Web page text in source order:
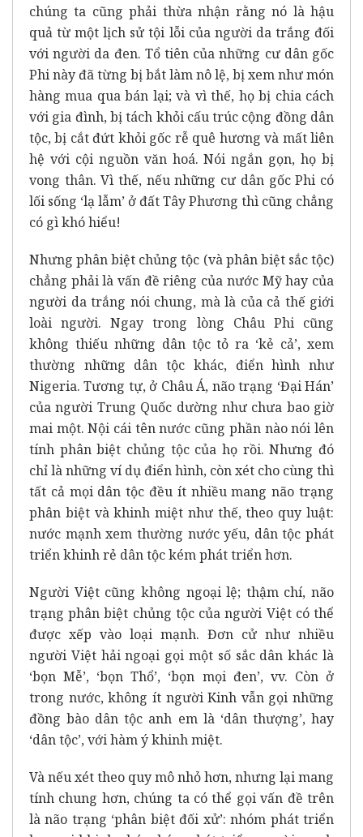
chúng ta cũng phải thừa nhận rằng nó là hậu
quả từ một lịch sử tội lỗi của người da trắng đối
với người da đen. Tổ tiên của những cư dân gốc
Phi này đã từng bị bắt làm nô lệ, bị xem như món
hàng mua qua bán lại; và vì thế, họ bị chia cách
với gia đình, bị tách khỏi cấu trúc cộng đồng dân
tộc, bị cắt đứt khỏi gốc rễ quê hương và mất liên
hệ với cội nguồn văn hoá. Nói ngắn gọn, họ bị
vong thân. Vì thế, nếu những cư dân gốc Phi có
lối sống ‘lạ lẫm’ ở đất Tây Phương thì cũng chẳng
có gì khó hiểu!
Nhưng phân biệt chủng tộc (và phân biệt sắc tộc)
chẳng phải là vấn đề riêng của nước Mỹ hay của
người da trắng nói chung, mà là của cả thế giới
loài người. Ngay trong lòng Châu Phi cũng
không thiếu những dân tộc tỏ ra ‘kẻ cả’, xem
thường những dân tộc khác, điển hình như
Nigeria. Tương tự, ở Châu Á, não trạng ‘Đại Hán’
của người Trung Quốc dường như chưa bao giờ
mai một. Nội cái tên nước cũng phần nào nói lên
tính phân biệt chủng tộc của họ rồi. Nhưng đó
chỉ là những ví dụ điển hình, còn xét cho cùng thì
tất cả mọi dân tộc đều ít nhiều mang não trạng
phân biệt và khinh miệt như thế, theo quy luật:
nước mạnh xem thường nước yếu, dân tộc phát
triển khinh rẻ dân tộc kém phát triển hơn.
Người Việt cũng không ngoại lệ; thậm chí, não
trạng phân biệt chủng tộc của người Việt có thể
được xếp vào loại mạnh. Đơn cử như nhiều
người Việt hải ngoại gọi một số sắc dân khác là
‘bọn Mễ’, ‘bọn Thổ’, ‘bọn mọi đen’, vv. Còn ở
trong nước, không ít người Kinh vẫn gọi những
đồng bào dân tộc anh em là ‘dân thượng’, hay
‘dân tộc’, với hàm ý khinh miệt.
Và nếu xét theo quy mô nhỏ hơn, nhưng lại mang
tính chung hơn, chúng ta có thể gọi vấn đề trên
là não trạng ‘phân biệt đối xử’: nhóm phát triển